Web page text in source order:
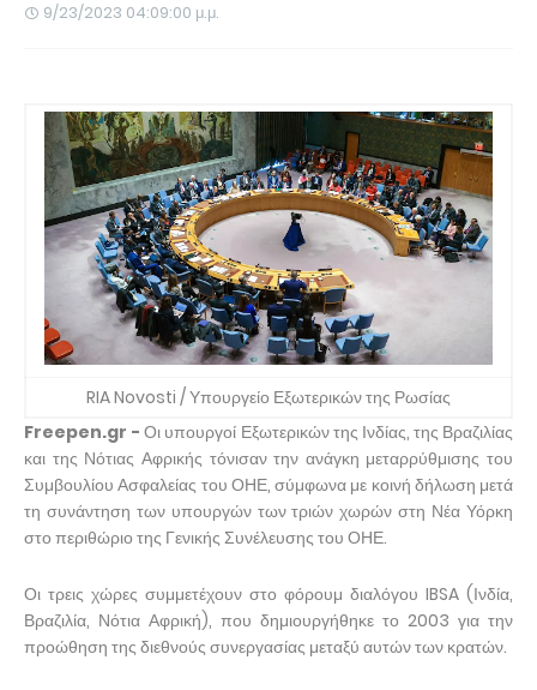
9/23/2023 04:09:00 μ.μ.
RIA Novosti / Υπουργείο Εξωτερικών της Ρωσίας
Freepen.gr -Οι υπουργοί Εξωτερικών της Ινδίας, της Βραζιλίας
και της Νότιας Αφρικής τόνισαν την ανάγκη μεταρρύθμισης του
Συμβουλίου Ασφαλείας του ΟΗΕ, σύμφωνα με κοινή δήλωση μετά
τη συνάντηση των υπουργών των τριών χωρών στη Νέα Υόρκη
στο περιθώριο της Γενικής Συνέλευσης του ΟΗΕ.
Οι τρεις χώρες συμμετέχουν στο φόρουμ διαλόγου IBSA (Ινδία,
Βραζιλία, Νότια Αφρική), που δημιουργήθηκε το 2003 για την
προώθηση της διεθνούς συνεργασίας μεταξύ αυτών των κρατών.